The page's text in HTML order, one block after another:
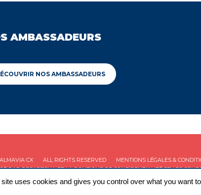
AMBASSADEURS
NOS AMBASSADEURS
CX ALL RIGHTS RESERVED
MENTIONS LÉGALES &
PAR RECAPTCHA ET LAPOLITIQUE DE CONFIDENTIALITÉET LES
uses cookies and gives you control over what you want